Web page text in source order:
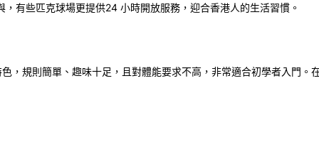
，有些匹克球場更提供24 小時開放服務，迎合香港人的生活習慣。
，規則簡單、趣味十足，且對體能要求不高，非常適合初學者入門。